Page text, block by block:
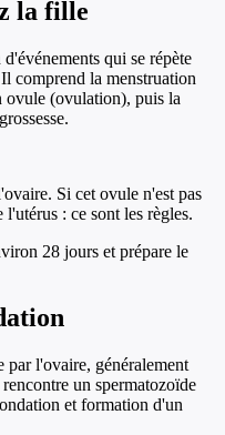
la fille
qui se répète
comprend la menstruation
ovule (ovulation), puis la
Si cet ovule n'est pas
: ce sont les règles.
28 jours et prépare le
l'ovaire, généralement
un spermatozoïde
et formation d'un